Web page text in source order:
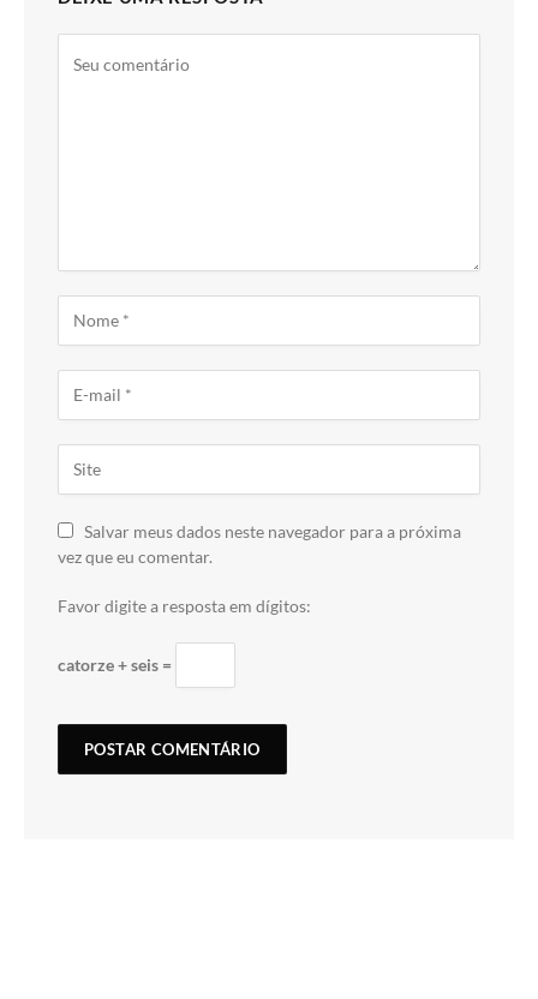
Salvar meus dados neste navegador para a próxima
vez que eu comentar.
Favor digite a resposta em dígitos:
catorze + seis =